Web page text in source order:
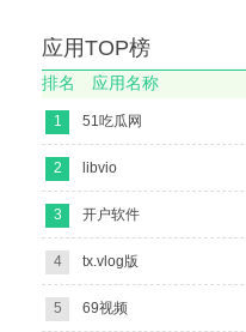
应用TOP榜
排名 应用名称
1 51吃瓜网
2 libvio
3 开户软件
4 tx.vlog版
5 69视频